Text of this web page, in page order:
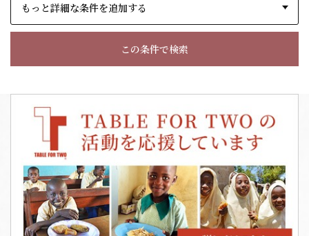
もっと詳細な条件を追加する
この条件で検索